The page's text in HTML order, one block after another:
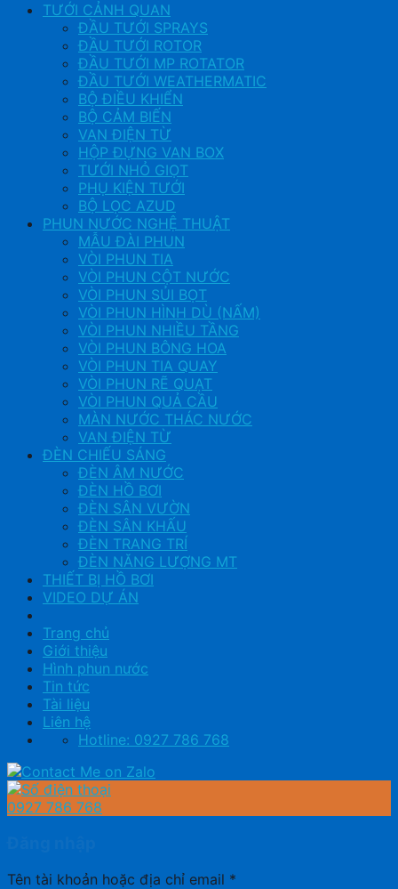
TƯỚI CẢNH QUAN
ĐẦU TƯỚI SPRAYS
ĐẦU TƯỚI ROTOR
ĐẦU TƯỚI MP ROTATOR
ĐẦU TƯỚI WEATHERMATIC
BỘ ĐIỀU KHIỂN
BỘ CẢM BIẾN
VAN ĐIỆN TỪ
HỘP ĐỰNG VAN BOX
TƯỚI NHỎ GIỌT
PHỤ KIỆN TƯỚI
BỘ LỌC AZUD
PHUN NƯỚC NGHỆ THUẬT
MẪU ĐÀI PHUN
VÒI PHUN TIA
VÒI PHUN CỘT NƯỚC
VÒI PHUN SỦI BỌT
VÒI PHUN HÌNH DÙ (NẤM)
VÒI PHUN NHIỀU TẦNG
VÒI PHUN BÔNG HOA
VÒI PHUN TIA QUAY
VÒI PHUN RẼ QUẠT
VÒI PHUN QUẢ CẦU
MÀN NƯỚC THÁC NƯỚC
VAN ĐIỆN TỪ
ĐÈN CHIẾU SÁNG
ĐÈN ÂM NƯỚC
ĐÈN HỒ BƠI
ĐÈN SÂN VƯỜN
ĐÈN SÂN KHẤU
ĐÈN TRANG TRÍ
ĐÈN NĂNG LƯỢNG MT
THIẾT BỊ HỒ BƠI
VIDEO DỰ ÁN
Trang chủ
Giới thiệu
Hình phun nước
Tin tức
Tài liệu
Liên hệ
Hotline: 0927 786 768
0927 786 768
Tên tài khoản hoặc địa chỉ email *